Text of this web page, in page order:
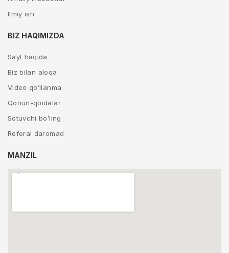
Ilmiy ish
BIZ HAQIMIZDA
Sayt haqida
Biz bilan aloqa
Video qo’llanma
Qonun-qoidalar
Sotuvchi bo’ling
Referal daromad
MANZIL